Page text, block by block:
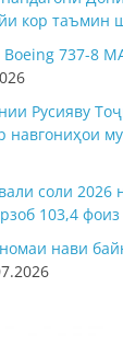
кор таъмин
737-8
Русияву
навгониҳои
соли 2026
103,4
нави